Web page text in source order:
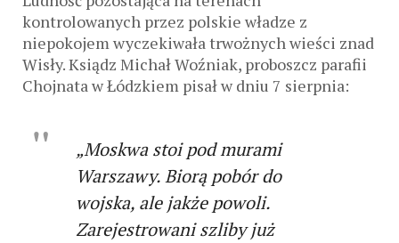
kontrolowanych przez polskie władze z
niepokojem wyczekiwała trwożnych wieści znad
Wisły. Ksiądz Michał Woźniak, proboszcz parafii
Chojnata w Łódzkiem pisał w dniu 7 sierpnia:
„Moskwa stoi pod murami
Warszawy. Biorą pobór do
wojska, ale jakże powoli.
Zarejestrowani szliby już